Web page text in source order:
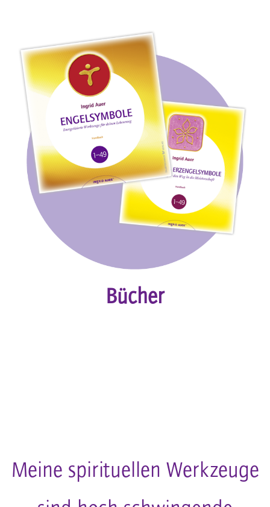
Bücher
Meine spirituellen Werkzeuge